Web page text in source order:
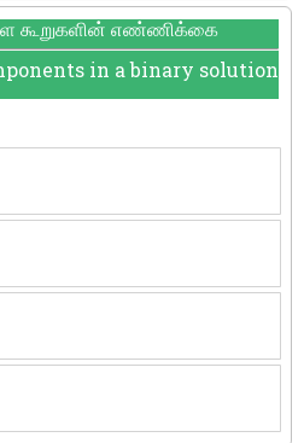
கூறுகளின் எண்ணிக்கை
in a binary solution